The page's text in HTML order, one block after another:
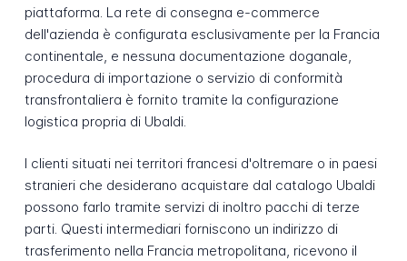
piattaforma. La rete di consegna e-commerce
dell'azienda è configurata esclusivamente per la Francia
continentale, e nessuna documentazione doganale,
procedura di importazione o servizio di conformità
transfrontaliera è fornito tramite la configurazione
logistica propria di Ubaldi.
I clienti situati nei territori francesi d'oltremare o in paesi
stranieri che desiderano acquistare dal catalogo Ubaldi
possono farlo tramite servizi di inoltro pacchi di terze
parti. Questi intermediari forniscono un indirizzo di
trasferimento nella Francia metropolitana, ricevono il